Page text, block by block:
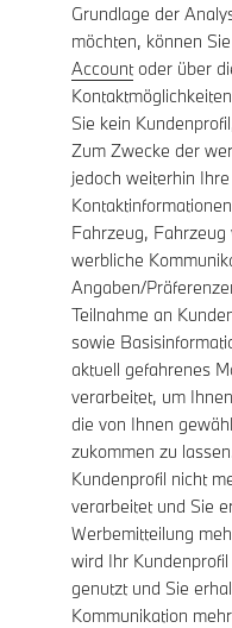
Grundlage der
möchten, können
Accountoder über
Sie kein
Zum Zwecke der
jedoch weiterhin
Fahrzeug,
werbliche
Angaben/
Teilnahme an
sowie
aktuell gefahrenes
verarbeitet, um
die von Ihnen
zukommen zu
Kundenprofil nicht
verarbeitet und Sie
Werbemitteilung
wird Ihr
genutzt und Sie
Kommunikation